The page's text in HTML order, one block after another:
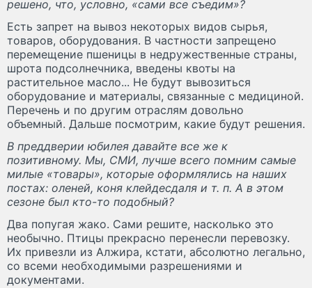
решено, что, условно, «сами все съедим»?
Есть запрет на вывоз некоторых видов сырья,
товаров, оборудования. В частности запрещено
перемещение пшеницы в недружественные страны,
шрота подсолнечника, введены квоты на
растительное масло... Не будут вывозиться
оборудование и материалы, связанные с медициной.
Перечень и по другим отраслям довольно
объемный. Дальше посмотрим, какие будут решения.
В преддверии юбилея давайте все же к
позитивному. Мы, СМИ, лучше всего помним самые
милые «товары», которые оформлялись на наших
постах: оленей, коня клейдесдаля и т. п. А в этом
сезоне был кто-то подобный?
Два попугая жако. Сами решите, насколько это
необычно. Птицы прекрасно перенесли перевозку.
Их привезли из Алжира, кстати, абсолютно легально,
со всеми необходимыми разрешениями и
документами.